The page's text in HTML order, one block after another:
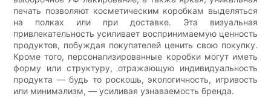
печать позволяют косметическим коробкам выделяться
на полках или при доставке. Эта визуальная
привлекательность усиливает воспринимаемую ценность
продуктов, побуждая покупателей ценить свою покупку.
Кроме того, персонализированные коробки могут иметь
форму или структуру, отражающую индивидуальность
продукта — будь то роскошь, экологичность, игривость
или минимализм, — усиливая узнаваемость бренда.